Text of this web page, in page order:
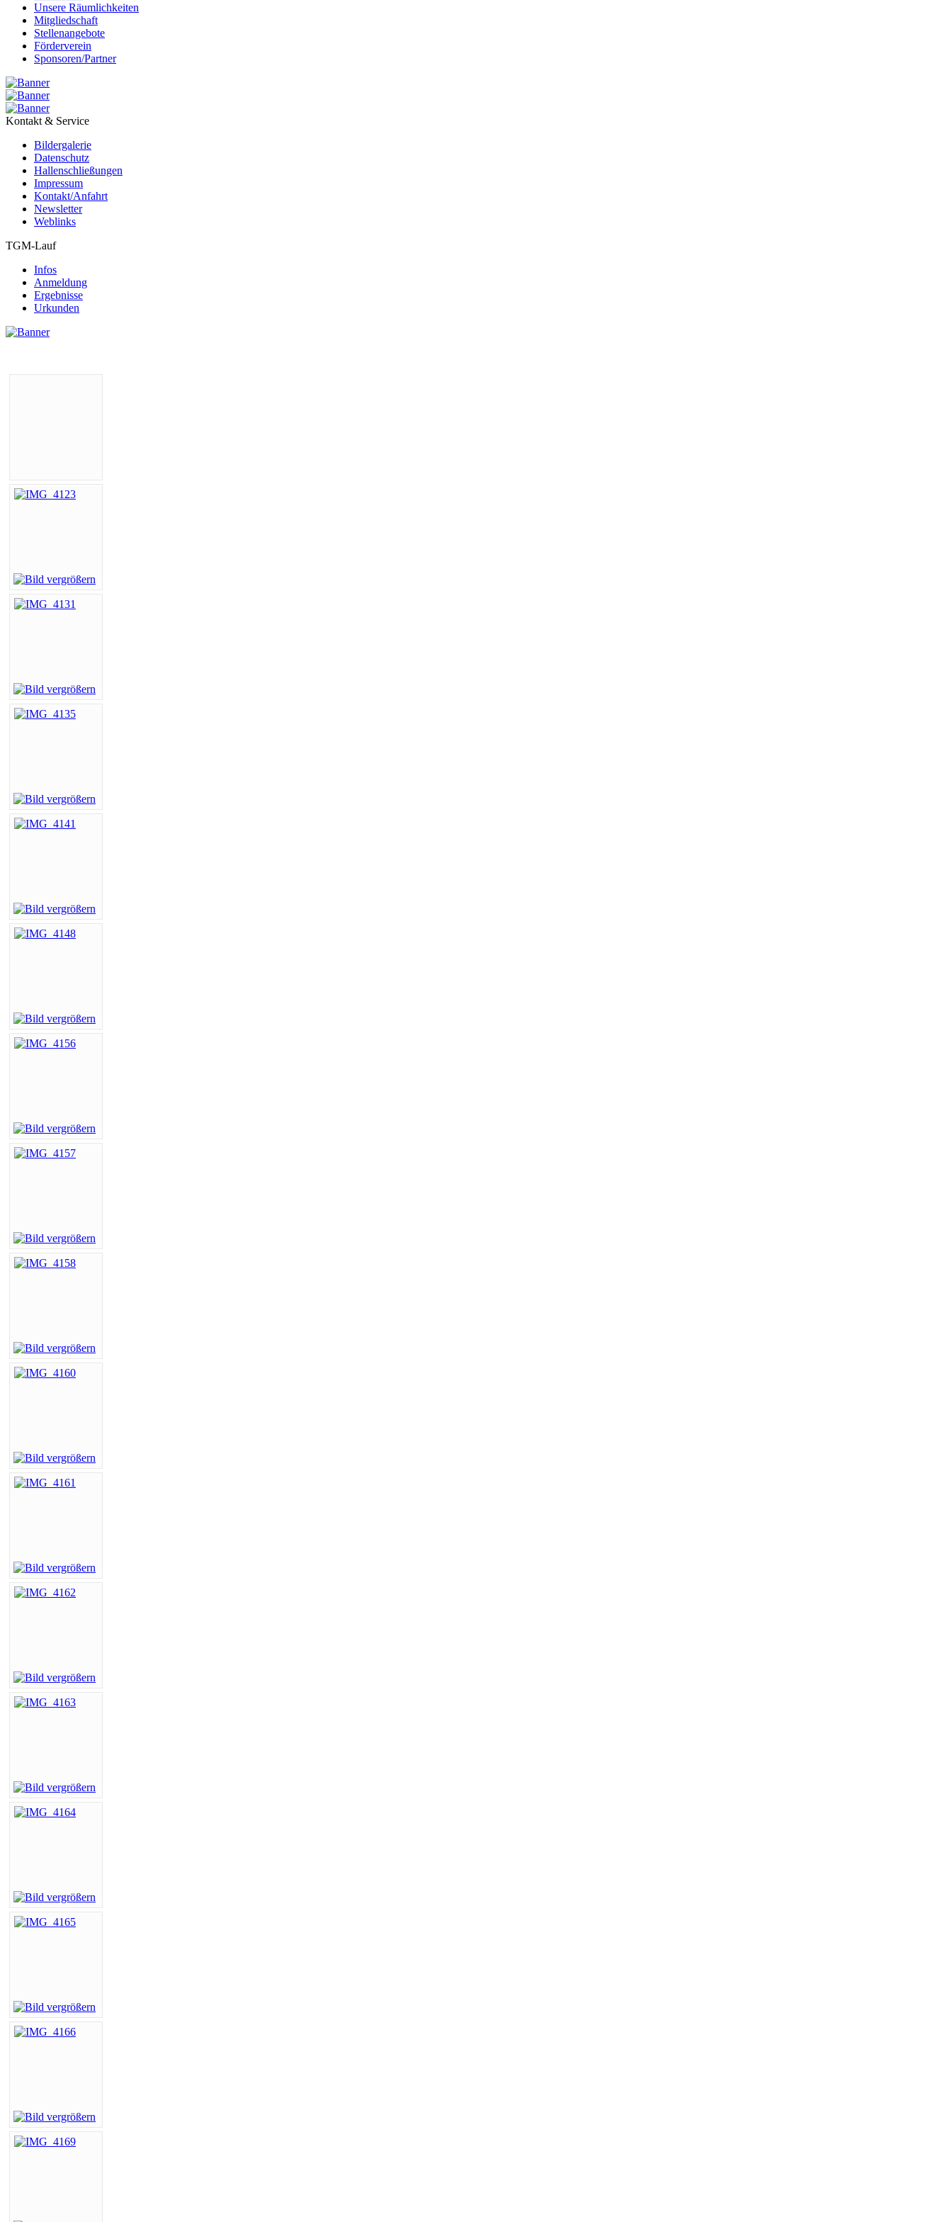
Unsere Räumlichkeiten
Mitgliedschaft
Stellenangebote
Förderverein
Sponsoren/Partner
Kontakt & Service
Bildergalerie
Datenschutz
Hallenschließungen
Impressum
Kontakt/Anfahrt
Newsletter
Weblinks
TGM-Lauf
Infos
Anmeldung
Ergebnisse
Urkunden